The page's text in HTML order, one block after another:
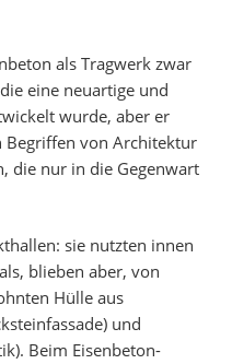
als Tragwerk zwar
eine neuartige und
wurde, aber er
von Architektur
die nur in die Gegenwart
sie nutzten innen
blieben aber, von
Hülle aus
und
Beim Eisenbeton-